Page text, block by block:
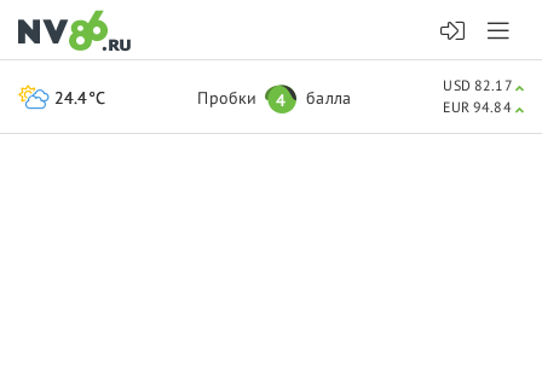
24.4°C Пробки 4 балла
USD 82.17
EUR 94.84